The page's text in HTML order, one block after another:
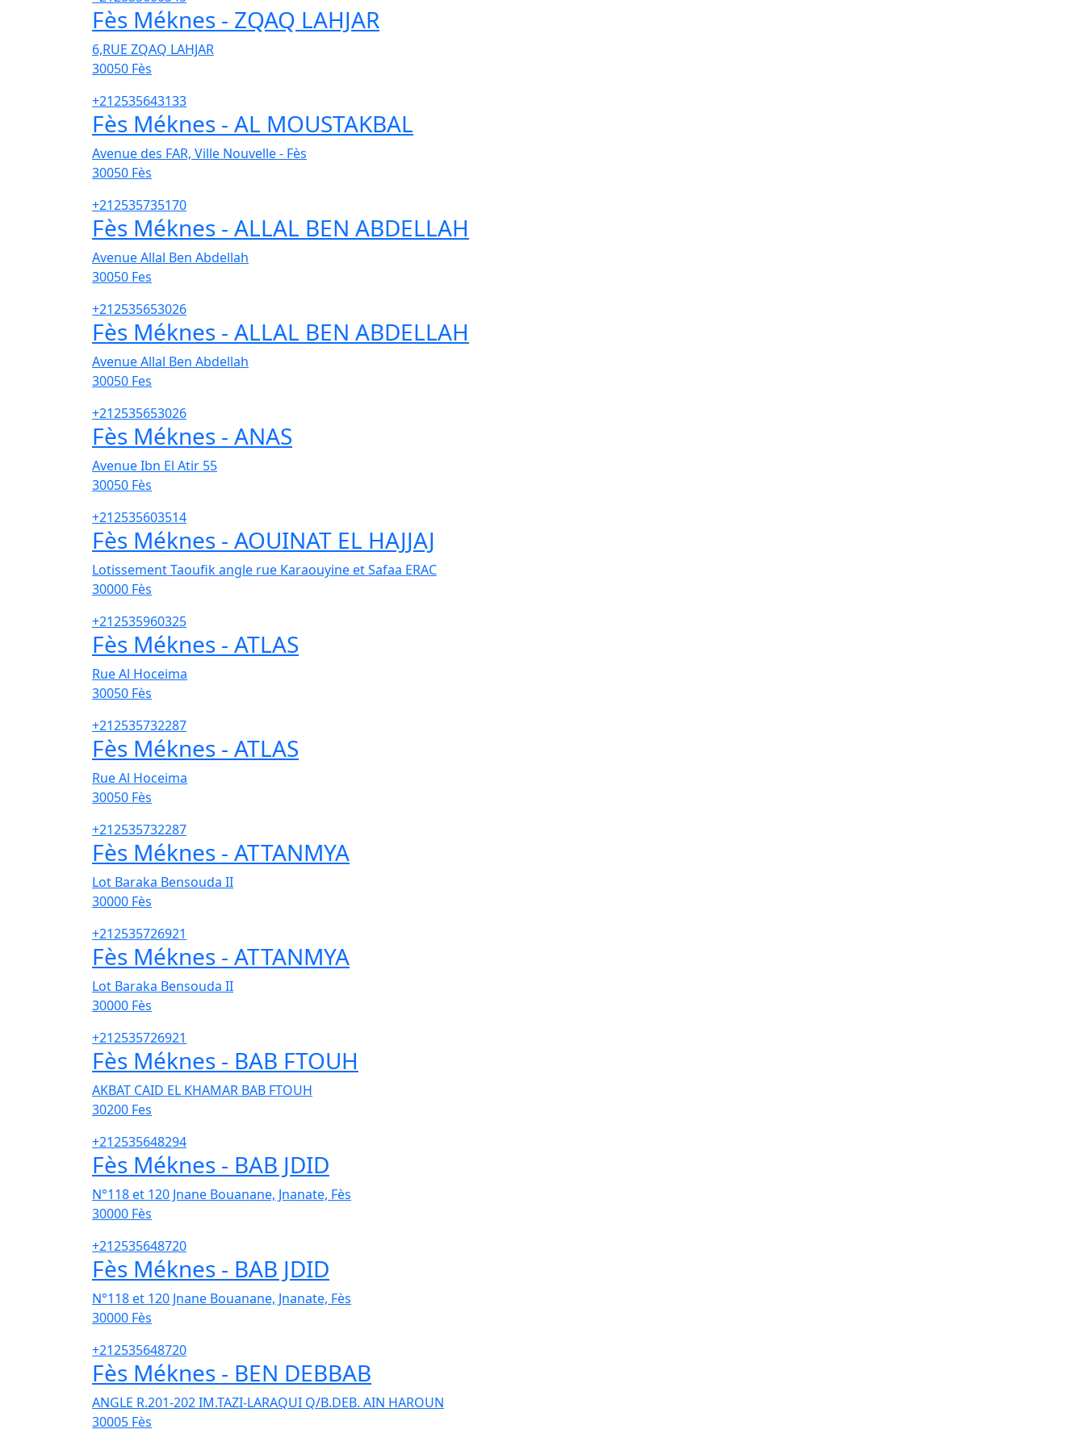
Fès Méknes - ZQAQ LAHJAR
6,RUE ZQAQ LAHJAR
30050 Fès
+212535643133
Fès Méknes - AL MOUSTAKBAL
Avenue des FAR, Ville Nouvelle - Fès
30050 Fès
+212535735170
Fès Méknes - ALLAL BEN ABDELLAH
Avenue Allal Ben Abdellah
30050 Fes
+212535653026
Fès Méknes - ALLAL BEN ABDELLAH
Avenue Allal Ben Abdellah
30050 Fes
+212535653026
Fès Méknes - ANAS
Avenue Ibn El Atir 55
30050 Fès
+212535603514
Fès Méknes - AOUINAT EL HAJJAJ
Lotissement Taoufik angle rue Karaouyine et Safaa ERAC
30000 Fès
+212535960325
Fès Méknes - ATLAS
Rue Al Hoceima
30050 Fès
+212535732287
Fès Méknes - ATLAS
Rue Al Hoceima
30050 Fès
+212535732287
Fès Méknes - ATTANMYA
Lot Baraka Bensouda II
30000 Fès
+212535726921
Fès Méknes - ATTANMYA
Lot Baraka Bensouda II
30000 Fès
+212535726921
Fès Méknes - BAB FTOUH
AKBAT CAID EL KHAMAR BAB FTOUH
30200 Fes
+212535648294
Fès Méknes - BAB JDID
N°118 et 120 Jnane Bouanane, Jnanate, Fès
30000 Fès
+212535648720
Fès Méknes - BAB JDID
N°118 et 120 Jnane Bouanane, Jnanate, Fès
30000 Fès
+212535648720
Fès Méknes - BEN DEBBAB
ANGLE R.201-202 IM.TAZI-LARAQUI Q/B.DEB. AIN HAROUN
30005 Fès